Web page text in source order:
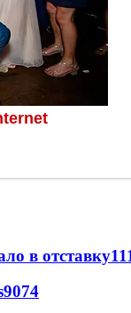
в отставку
9074